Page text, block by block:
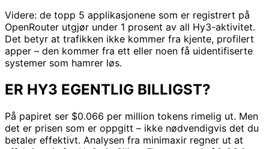
Videre: de topp 5 applikasjonene som er registrert på
OpenRouter utgjør under 1 prosent av all Hy3-aktivitet.
Det betyr at trafikken ikke kommer fra kjente, profilert
apper – den kommer fra ett eller noen få uidentifiserte
systemer som hamrer løs.
ER HY3 EGENTLIG BILLIGST?
På papiret ser $0.066 per million tokens rimelig ut. Men
det er prisen som er oppgitt – ikke nødvendigvis det du
betaler effektivt. Analysen fra minimaxir regner ut at